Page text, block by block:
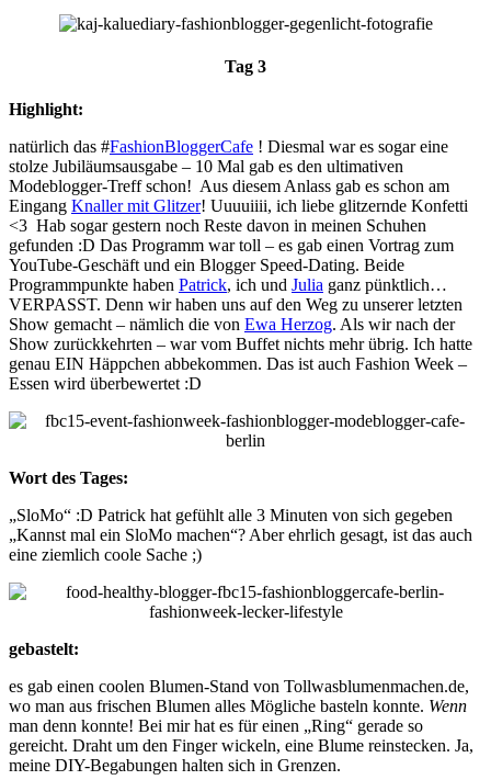
Tag 3
Highlight:
natürlich das #FashionBloggerCafe ! Diesmal war es sogar eine
stolze Jubiläumsausgabe – 10 Mal gab es den ultimativen
Modeblogger-Treff schon! Aus diesem Anlass gab es schon am
Eingang Knaller mit Glitzer! Uuuuiiii, ich liebe glitzernde Konfetti
<3 Hab sogar gestern noch Reste davon in meinen Schuhen
gefunden :D Das Programm war toll – es gab einen Vortrag zum
YouTube-Geschäft und ein Blogger Speed-Dating. Beide
Programmpunkte haben Patrick, ich und Julia ganz pünktlich…
VERPASST. Denn wir haben uns auf den Weg zu unserer letzten
Show gemacht – nämlich die von Ewa Herzog. Als wir nach der
Show zurückkehrten – war vom Buffet nichts mehr übrig. Ich hatte
genau EIN Häppchen abbekommen. Das ist auch Fashion Week –
Essen wird überbewertet :D
Wort des Tages:
„SloMo“ :D Patrick hat gefühlt alle 3 Minuten von sich gegeben
„Kannst mal ein SloMo machen“? Aber ehrlich gesagt, ist das auch
eine ziemlich coole Sache ;)
gebastelt:
es gab einen coolen Blumen-Stand von Tollwasblumenmachen.de,
wo man aus frischen Blumen alles Mögliche basteln konnte. Wenn
man denn konnte! Bei mir hat es für einen „Ring“ gerade so
gereicht. Draht um den Finger wickeln, eine Blume reinstecken. Ja,
meine DIY-Begabungen halten sich in Grenzen.